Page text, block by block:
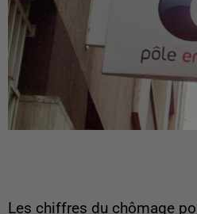
Les chiffres du chômage